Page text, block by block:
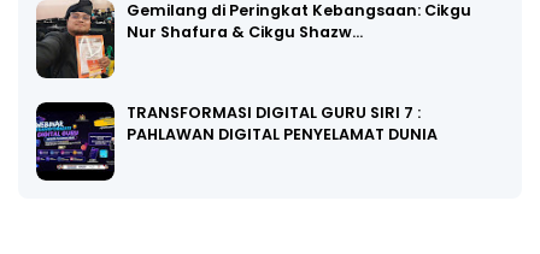
Gemilang di Peringkat Kebangsaan: Cikgu
Nur Shafura & Cikgu Shazw…
TRANSFORMASI DIGITAL GURU SIRI 7 :
PAHLAWAN DIGITAL PENYELAMAT DUNIA